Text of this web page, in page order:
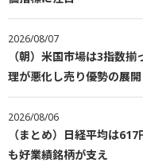
2026/08/07
（朝）米国市場は3指数
理が悪化し売り優勢の展開
2026/08/06
（まとめ）日経平均は
も好業績銘柄が支え